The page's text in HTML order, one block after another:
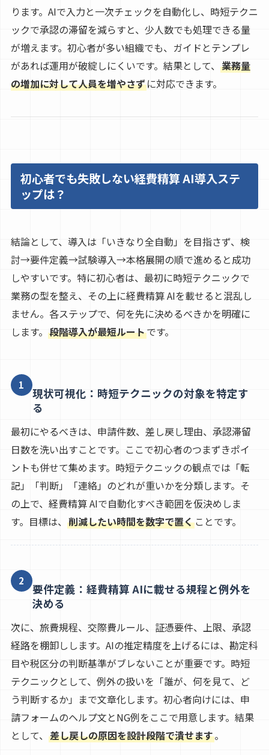
ります。AIで入力と一次チェックを自動化し、時短テクニ
ックで承認の滞留を減らすと、少人数でも処理できる量
が増えます。初心者が多い組織でも、ガイドとテンプレ
があれば運用が破綻しにくいです。結果として、 業務量
の増加に対して人員を増やさずに対応できます。
初心者でも失敗しない経費精算 AI導入ステ
ップは？
結論として、導入は「いきなり全自動」を目指さず、検
討→要件定義→試験導入→本格展開の順で進めると成功
しやすいです。特に初心者は、最初に時短テクニックで
業務の型を整え、その上に経費精算 AIを載せると混乱し
ません。各ステップで、何を先に決めるべきかを明確に
します。 段階導入が最短ルートです。
1
現状可視化：時短テクニックの対象を特定す
る
最初にやるべきは、申請件数、差し戻し理由、承認滞留
日数を洗い出すことです。ここで初心者のつまずきポイ
ントも併せて集めます。時短テクニックの観点では「転
記」「判断」「連絡」のどれが重いかを分類します。そ
の上で、経費精算 AIで自動化すべき範囲を仮決めしま
す。目標は、 削減したい時間を数字で置くことです。
2
要件定義：経費精算 AIに載せる規程と例外を
決める
次に、旅費規程、交際費ルール、証憑要件、上限、承認
経路を棚卸しします。AIの推定精度を上げるには、勘定科
目や税区分の判断基準がブレないことが重要です。時短
テクニックとして、例外の扱いを「誰が、何を見て、ど
う判断するか」まで文章化します。初心者向けには、申
請フォームのヘルプ文とNG例をここで用意します。結果
として、 差し戻しの原因を設計段階で潰せます。